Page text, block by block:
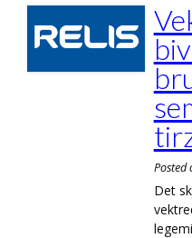
Posted
Det